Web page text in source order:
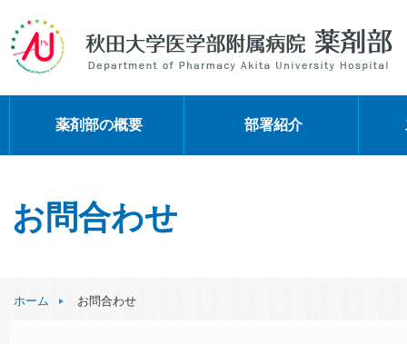
薬剤部の概要 部署紹介
お問合わせ
ホーム お問合わせ